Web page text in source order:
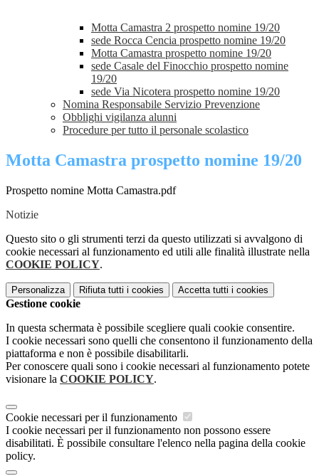
Motta Camastra 2 prospetto nomine 19/20
sede Rocca Cencia prospetto nomine 19/20
Motta Camastra prospetto nomine 19/20
sede Casale del Finocchio prospetto nomine
19/20
sede Via Nicotera prospetto nomine 19/20
Nomina Responsabile Servizio Prevenzione
Obblighi vigilanza alunni
Procedure per tutto il personale scolastico
Motta Camastra prospetto nomine 19/20
Prospetto nomine Motta Camastra.pdf
Notizie
Questo sito o gli strumenti terzi da questo utilizzati si avvalgono di
cookie necessari al funzionamento ed utili alle finalità illustrate nella
COOKIE POLICY.
Personalizza Rifiuta tutti i cookies Accetta tutti i cookies
Gestione cookie
In questa schermata è possibile scegliere quali cookie consentire.
I cookie necessari sono quelli che consentono il funzionamento della
piattaforma e non è possibile disabilitarli.
Per conoscere quali sono i cookie necessari al funzionamento potete
visionare la COOKIE POLICY.
Cookie necessari per il funzionamento
I cookie necessari per il funzionamento non possono essere
disabilitati. È possibile consultare l'elenco nella pagina della cookie
policy.